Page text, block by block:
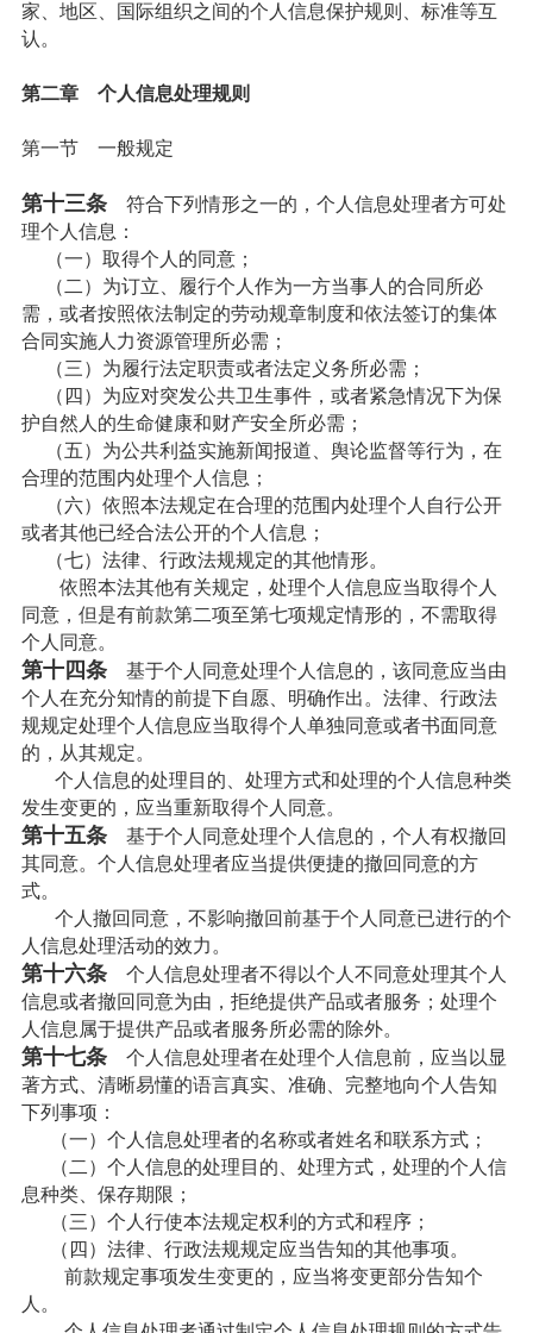
家、地区、国际组织之间的个人信息保护规则、标准等互
认。
第二章 个人信息处理规则
第一节 一般规定
第十三条符合下列情形之一的，个人信息处理者方可处
理个人信息：
（一）取得个人的同意；
（二）为订立、履行个人作为一方当事人的合同所必
需，或者按照依法制定的劳动规章制度和依法签订的集体
合同实施人力资源管理所必需；
（三）为履行法定职责或者法定义务所必需；
（四）为应对突发公共卫生事件，或者紧急情况下为保
护自然人的生命健康和财产安全所必需；
（五）为公共利益实施新闻报道、舆论监督等行为，在
合理的范围内处理个人信息；
（六）依照本法规定在合理的范围内处理个人自行公开
或者其他已经合法公开的个人信息；
（七）法律、行政法规规定的其他情形。
依照本法其他有关规定，处理个人信息应当取得个人
同意，但是有前款第二项至第七项规定情形的，不需取得
个人同意。
第十四条基于个人同意处理个人信息的，该同意应当由
个人在充分知情的前提下自愿、明确作出。法律、行政法
规规定处理个人信息应当取得个人单独同意或者书面同意
的，从其规定。
个人信息的处理目的、处理方式和处理的个人信息种类
发生变更的，应当重新取得个人同意。
第十五条基于个人同意处理个人信息的，个人有权撤回
其同意。个人信息处理者应当提供便捷的撤回同意的方
式。
个人撤回同意，不影响撤回前基于个人同意已进行的个
人信息处理活动的效力。
第十六条个人信息处理者不得以个人不同意处理其个人
信息或者撤回同意为由，拒绝提供产品或者服务；处理个
人信息属于提供产品或者服务所必需的除外。
第十七条个人信息处理者在处理个人信息前，应当以显
著方式、清晰易懂的语言真实、准确、完整地向个人告知
下列事项：
（一）个人信息处理者的名称或者姓名和联系方式；
（二）个人信息的处理目的、处理方式，处理的个人信
息种类、保存期限；
（三）个人行使本法规定权利的方式和程序；
（四）法律、行政法规规定应当告知的其他事项。
前款规定事项发生变更的，应当将变更部分告知个
人。